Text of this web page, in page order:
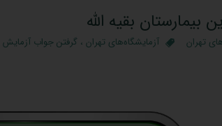
بیمارستان بقیه الله
تهران آزمایشگاه‌های تهران ، گرفتن جواب آزمایش